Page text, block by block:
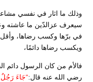
وذلك ما اثار في نفسي
سيعرف عزالدّين ما عاشته
في برّها وكسب رضاها،
ويكسب رضاها دائمًا،
فالأم من كان الرسول دائم
رضي الله عنه قال:“جَاءَ